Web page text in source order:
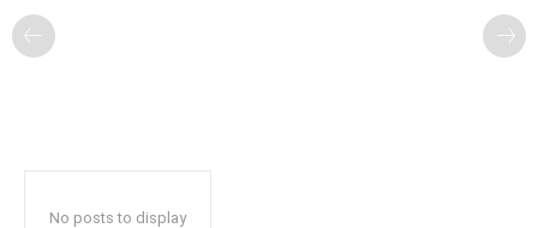
No posts to display